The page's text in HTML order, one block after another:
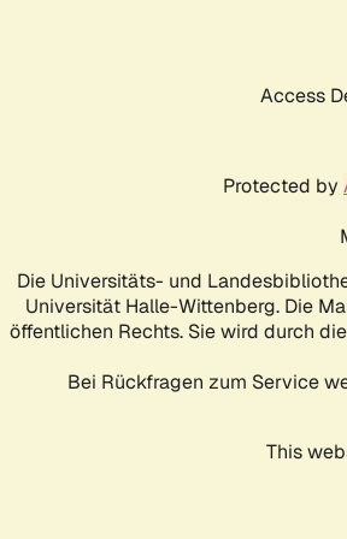
Access
Protected by
Die Universitäts- und
Universität Halle-Wittenberg. Die
öffentlichen Rechts. Sie wird durch
Bei Rückfragen zum Service
This